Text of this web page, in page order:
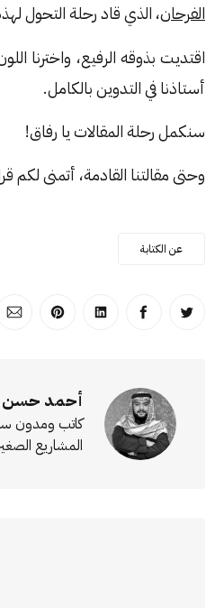
الفرحان، الذي قاد رحلة التحول
اقتديت بذوقه الرفيع، واخترنا
أستاذنا في التدوين بالكامل.
سنكمل رحلة المقالات يا رفاق!
وحتى مقالتنا القادمة، أتمنى لكم
عن الكتابة
انشر على تويترانشر على الفيسبوك
انشر على لينكد إن
انشر على
أحمد
كاتب ومدون
المشاريع